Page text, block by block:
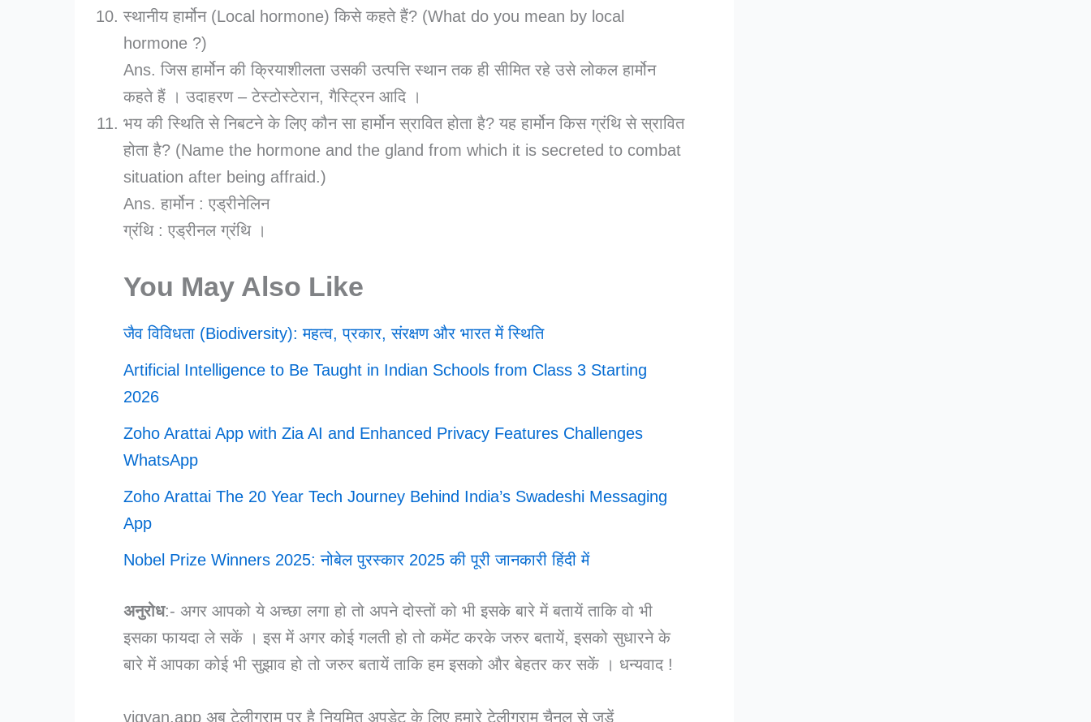
स्थानीय हार्मोन (Local hormone) किसे कहते हैं? (What do you mean by local
hormone ?)
Ans. जिस हार्मोन की क्रियाशीलता उसकी उत्पत्ति स्थान तक ही सीमित रहे उसे लोकल हार्मोन
कहते हैं । उदाहरण – टेस्टोस्टेरान, गैस्ट्रिन आदि ।
भय की स्थिति से निबटने के लिए कौन सा हार्मोन स्रावित होता है? यह हार्मोन किस ग्रंथि से स्रावित
होता है? (Name the hormone and the gland from which it is secreted to combat
situation after being affraid.)
Ans. हार्मोन : एड्रीनेलिन
ग्रंथि : एड्रीनल ग्रंथि ।
You May Also Like
जैव विविधता (Biodiversity): महत्व, प्रकार, संरक्षण और भारत में स्थिति
Artificial Intelligence to Be Taught in Indian Schools from Class 3 Starting
2026
Zoho Arattai App with Zia AI and Enhanced Privacy Features Challenges
WhatsApp
Zoho Arattai The 20 Year Tech Journey Behind India’s Swadeshi Messaging
App
Nobel Prize Winners 2025: नोबेल पुरस्कार 2025 की पूरी जानकारी हिंदी में
अनुरोध:- अगर आपको ये अच्छा लगा हो तो अपने दोस्तों को भी इसके बारे में बतायें ताकि वो भी
इसका फायदा ले सकें । इस में अगर कोई गलती हो तो कमेंट करके जरुर बतायें, इसको सुधारने के
बारे में आपका कोई भी सुझाव हो तो जरुर बतायें ताकि हम इसको और बेहतर कर सकें । धन्यवाद !
vigyan.app अब टेलीग्राम पर है नियमित अपडेट के लिए हमारे टेलीग्राम चैनल से जुड़ें